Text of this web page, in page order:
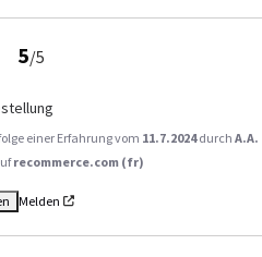
5/5
einer Erfahrung vom 11.7.2024durchA.A.
recommerce.com (fr)
Melden